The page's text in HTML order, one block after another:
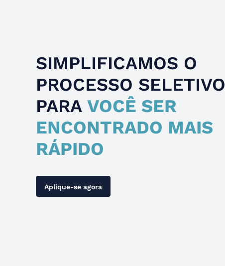
SIMPLIFICAMOS O
PROCESSO SELETIVO
PARA VOCÊ SER
ENCONTRADO MAIS
RÁPIDO
Aplique-se agora